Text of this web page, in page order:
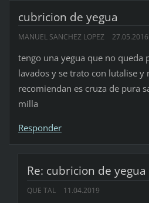
cubricion de yegua
MANUEL SANCHEZ LOPEZ 27.05.2016
tengo una yegua que no queda
lavados y se trato con lutalise y
recomiendan es cruza de pura
milla
Responder
Re: cubricion de yegua
QUE TAL 11.04.2019